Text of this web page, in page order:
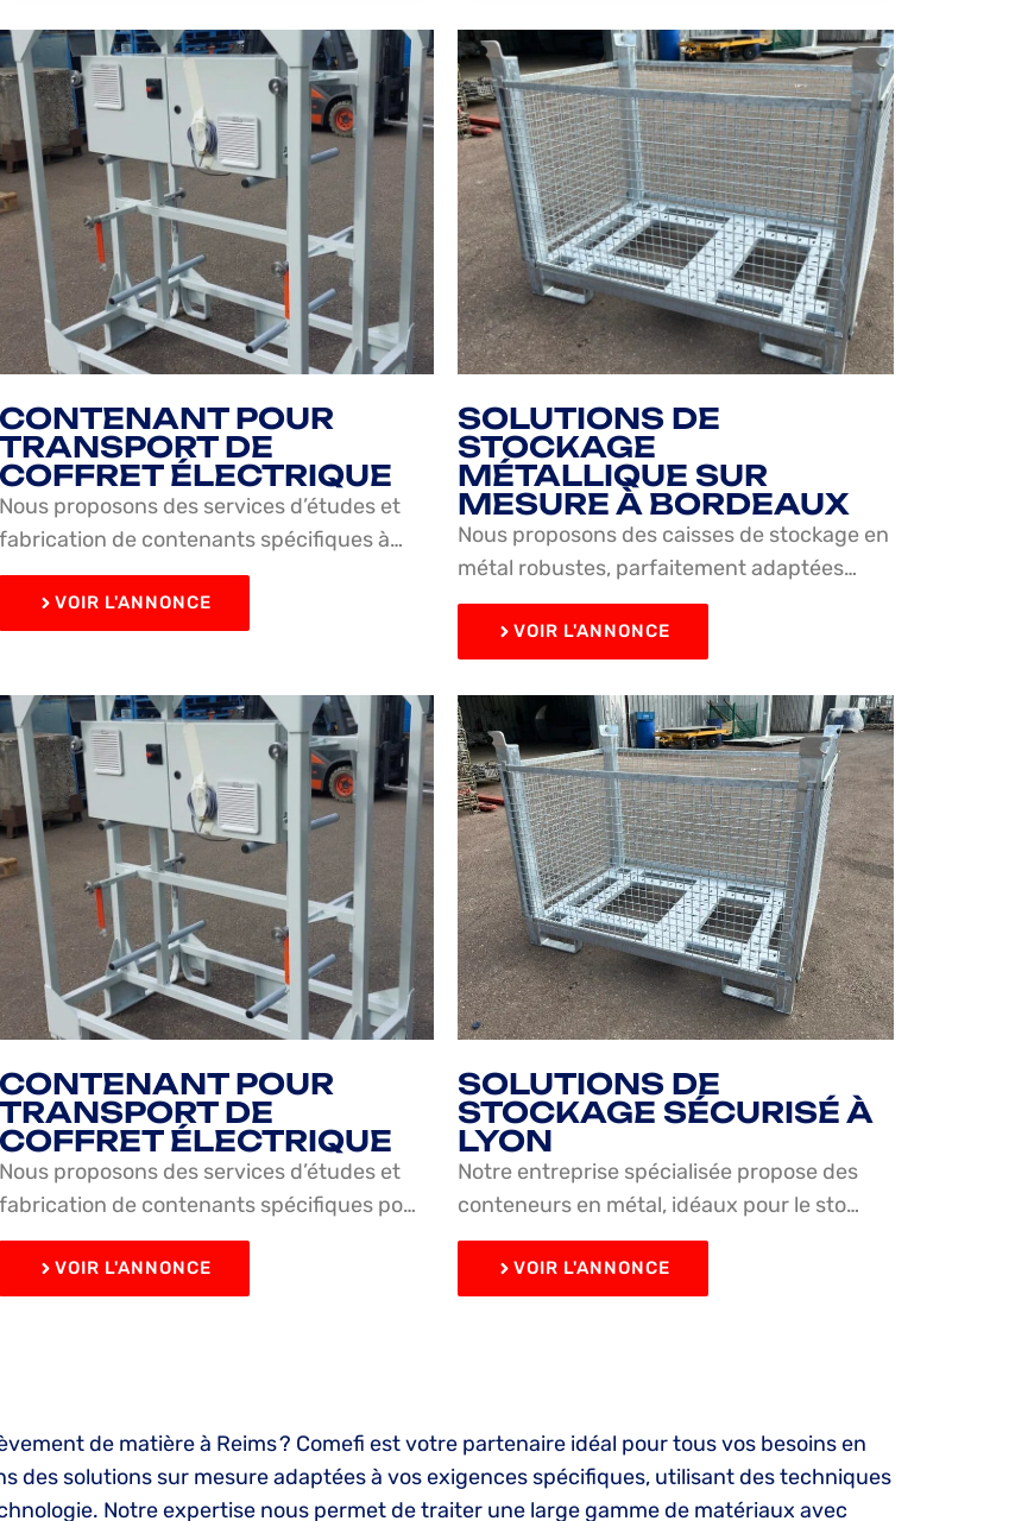
CONTENANT POUR
TRANSPORT DE
COFFRET ÉLECTRIQUE
Nous proposons des services d’études et
fabrication de contenants spécifiques à…
VOIR L'ANNONCE
SOLUTIONS DE
STOCKAGE
MÉTALLIQUE SUR
MESURE À BORDEAUX
Nous proposons des caisses de stockage en
métal robustes, parfaitement adaptées…
VOIR L'ANNONCE
CONTENANT POUR
TRANSPORT DE
COFFRET ÉLECTRIQUE
Nous proposons des services d’études et
fabrication de contenants spécifiques po…
VOIR L'ANNONCE
SOLUTIONS DE
STOCKAGE SÉCURISÉ À
LYON
Notre entreprise spécialisée propose des
conteneurs en métal, idéaux pour le sto…
VOIR L'ANNONCE
de matière à Reims ? Comefi est votre partenaire idéal pour tous vos besoins en
des solutions sur mesure adaptées à vos exigences spécifiques, utilisant des techniques
Notre expertise nous permet de traiter une large gamme de matériaux avec